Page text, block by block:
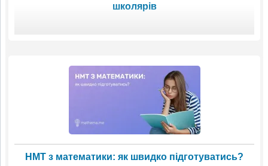
школярів
НМТ з математики: як швидко підготуватись?